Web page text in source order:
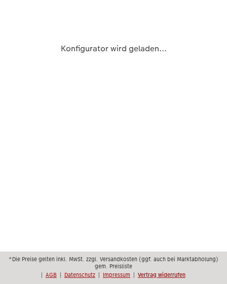
Konfigurator wird geladen...
*Die Preise gelten inkl. MwSt. zzgl. Versandkosten (ggf. auch bei Marktabholung)
gem. Preisliste
| AGB | Datenschutz | Impressum | Vertrag widerrufen